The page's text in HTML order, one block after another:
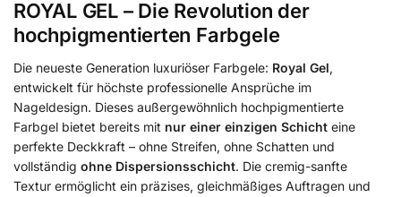
ROYAL GEL – Die Revolution der
hochpigmentierten Farbgele
Die neueste Generation luxuriöser Farbgele: Royal Gel,
entwickelt für höchste professionelle Ansprüche im
Nageldesign. Dieses außergewöhnlich hochpigmentierte
Farbgel bietet bereits mit nur einer einzigen Schicht eine
perfekte Deckkraft – ohne Streifen, ohne Schatten und
vollständig ohne Dispersionsschicht. Die cremig-sanfte
Textur ermöglicht ein präzises, gleichmäßiges Auftragen und